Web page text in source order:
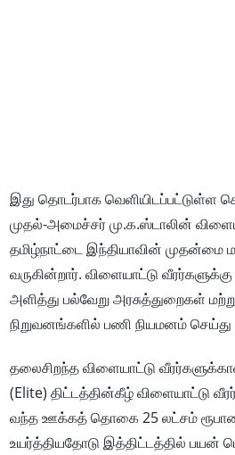
இது தொடர்பாக வெளியிடப்பட்டுள்ள
முதல்-அமைச்சர் மு.க.ஸ்டாலின்
தமிழ்நாட்டை இந்தியாவின் முதன்மை
வருகின்றார். விளையாட்டு
அளித்து பல்வேறு அரசுத்துறைகள்
நிறுவனங்களில் பணி நியமனம் செய்து
தலைசிறந்த விளையாட்டு
(Elite) திட்டத்தின்கீழ் விளையாட்டு
வந்த ஊக்கத் தொகை 25 லட்சம்
உயர்த்தியதோடு இத்திட்டத்தில் பயன்